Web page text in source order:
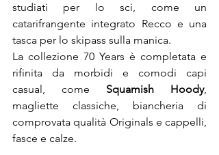
studiati per lo sci, come un
catarifrangente integrato Recco e una
tasca per lo skipass sulla manica.
La collezione 70 Years è completata e
rifinita da morbidi e comodi capi
casual, come Squamish Hoody,
magliette classiche, biancheria di
comprovata qualità Originals e cappelli,
fasce e calze.